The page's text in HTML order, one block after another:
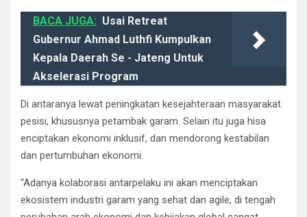
BACA JUGA: Usai Retreat
Gubernur Ahmad Luthfi Kumpulkan
Kepala Daerah Se - Jateng Untuk
Akselerasi Program
Di antaranya lewat peningkatan kesejahteraan masyarakat
pesisi, khususnya petambak garam. Selain itu juga hisa
enciptakan ekonomi inklusif, dan mendorong kestabilan
dan pertumbuhan ekonomi.
“Adanya kolaborasi antarpelaku ini akan menciptakan
ekosistem industri garam yang sehat dan agile, di tengah